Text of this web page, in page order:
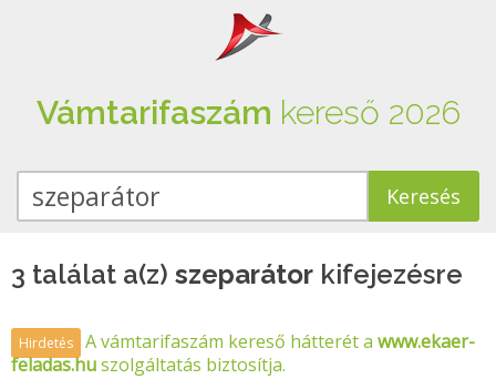
Vámtarifaszám kereső 2026
3 találat a(z) szeparátor kifejezésre
Hirdetés A vámtarifaszám kereső hátterét awww.ekaer-
feladas.huszolgáltatás biztosítja.